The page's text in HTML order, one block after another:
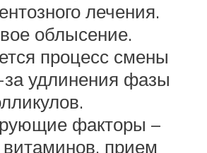
лечения.
облысение.
процесс смены
за удлинения фазы
факторы –
витаминов, прием